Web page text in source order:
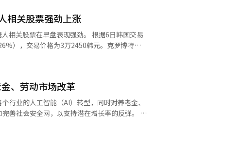
第26位，国内第1位。在专业领域的评估中，
AI）系统翻译与编辑。
选择休息或缩短营业时间，部分医院和药店在
心129和急救情况管理中心119获取相关信
日并非法
。由于光复节（15日）、周日（16日）和替
送恢复日期可能因公司和服务类型而异。主要
的物
※ 本报道经人工智能（AI）系统翻译与编辑。
究。然而，过去缺乏客观判断哪种动物模型最
物模型。研究团队整合了694个人类脑组织样
分析。转录组指细胞中表达的全部基因，常用
诱导方法（Induction method）、诱导药物给
）、年龄（Age）、疾病阶段（Phase）等
记忆和学习的脑部区域，海马硬化患者该区域
模型则最能反映没有海马硬化的癫痫患者状
不同类型癫痫患者状态。金俊浩临床讲师表
。” ※ 本报道经人工智能（AI）系统翻译与
相关股票强劲上涨
盘表现强劲。 根据6日韩国交易
），交易价格为3万2450韩元。克罗博特是
时，将扩大核心部件如执行器、传感器和机器
英表示：“克罗博特是波士顿动力四足行走机
、劳动市场改革
行业的人工智能（AI）转型，同时对养老金、
社会安全网，以支持潜在增长率的反弹。 政
紧急经济总部会议及经济结构创新相关部长